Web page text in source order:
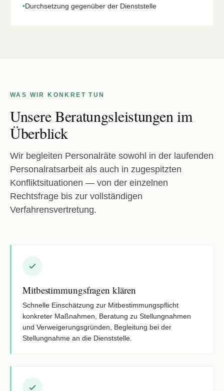
•Durchsetzung gegenüber der Dienststelle
WAS WIR KONKRET TUN
Unsere Beratungsleistungen im
Überblick
Wir begleiten Personalräte sowohl in der laufenden
Personalratsarbeit als auch in zugespitzten
Konfliktsituationen — von der einzelnen
Rechtsfrage bis zur vollständigen
Verfahrensvertretung.
Mitbestimmungsfragen klären
Schnelle Einschätzung zur Mitbestimmungspflicht
konkreter Maßnahmen, Beratung zu Stellungnahmen
und Verweigerungsgründen, Begleitung bei der
Stellungnahme an die Dienststelle.